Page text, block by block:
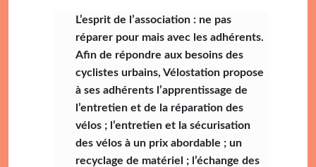
L’esprit de l’association : ne pas
réparer pour mais avec les adhérents.
Afin de répondre aux besoins des
cyclistes urbains, Vélostation propose
à ses adhérents l’apprentissage de
l’entretien et de la réparation des
vélos ; l’entretien et la sécurisation
des vélos à un prix abordable ; un
recyclage de matériel ; l’échange des